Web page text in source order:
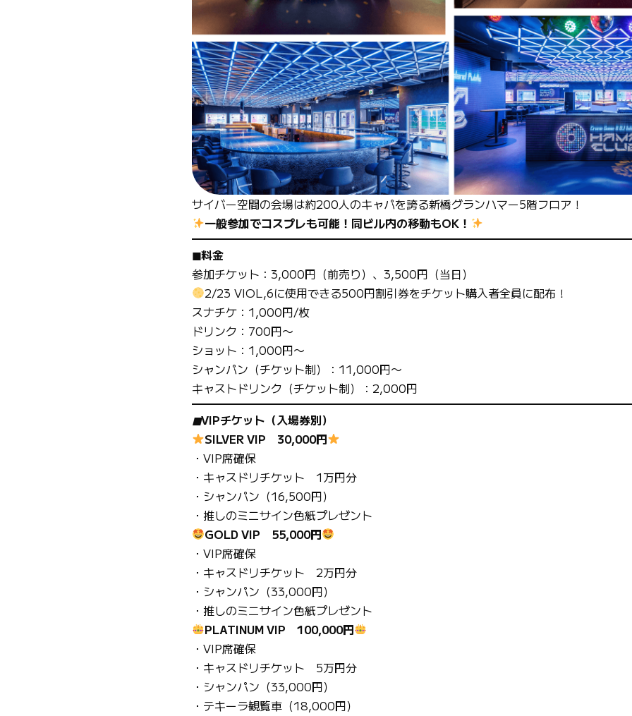
サイバー空間の会場は約200人のキャパを誇る新橋グランハマー5階フロア！
一般参加でコスプレも可能！同ビル内の移動もOK！
◼︎料金
参加チケット：3,000円（前売り）、3,500円（当日）
2/23 VIOL,6に使用できる500円割引券をチケット購入者全員に配布！
スナチケ：1,000円/枚
ドリンク：700円〜
ショット：1,000円〜
シャンパン（チケット制）：11,000円〜
キャストドリンク（チケット制）：2,000円
◼︎VIPチケット（入場券別）
SILVER VIP 30,000円
・VIP席確保
・キャスドリチケット 1万円分
・シャンパン（16,500円）
・推しのミニサイン色紙プレゼント
GOLD VIP 55,000円
・VIP席確保
・キャスドリチケット 2万円分
・シャンパン（33,000円）
・推しのミニサイン色紙プレゼント
PLATINUM VIP 100,000円
・VIP席確保
・キャスドリチケット 5万円分
・シャンパン（33,000円）
・テキーラ観覧車（18,000円）